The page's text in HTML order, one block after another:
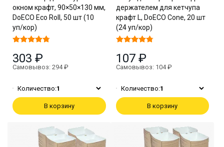
окном крафт, 90×50×130 мм,
DoECO Eco Roll, 50 шт (10
уп/кор)
303 ₽
Самовывоз: 294 ₽
Количество:1
В корзину
держателем для кетчупа
крафт L, DoECO Cone, 20 шт
(24 уп/кор)
107 ₽
Самовывоз: 104 ₽
Количество:1
В корзину